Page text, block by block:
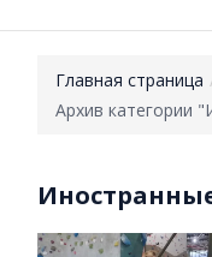
Главная страница
Архив категории